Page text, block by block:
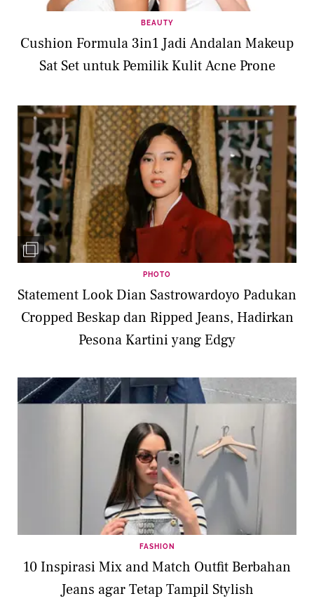
BEAUTY
Cushion Formula 3in1 Jadi Andalan Makeup
Sat Set untuk Pemilik Kulit Acne Prone
PHOTO
Statement Look Dian Sastrowardoyo Padukan
Cropped Beskap dan Ripped Jeans, Hadirkan
Pesona Kartini yang Edgy
FASHION
10 Inspirasi Mix and Match Outfit Berbahan
Jeans agar Tetap Tampil Stylish